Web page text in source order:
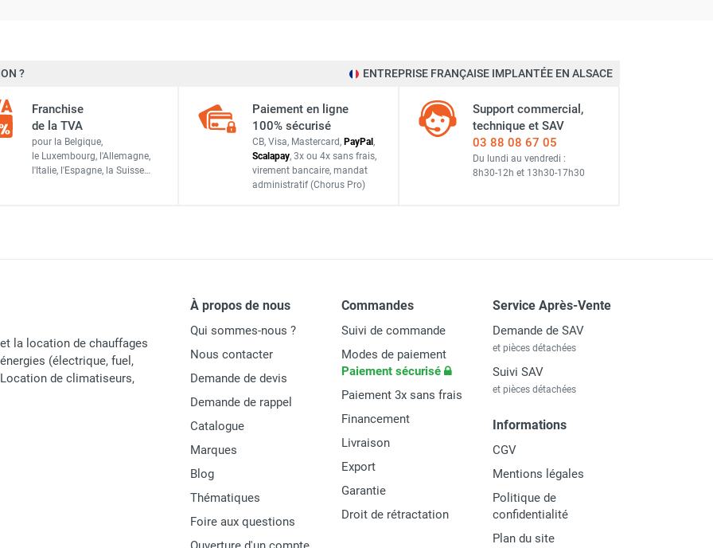
? ENTREPRISE FRANÇAISE IMPLANTÉE EN ALSACE
Franchise
de la TVA
pour la Belgique,
le Luxembourg, l'Allemagne,
l'Italie, l'Espagne, la Suisse…
Paiement en ligne
100% sécurisé
CB, Visa, Mastercard, PayPal ,
Scalapay, 3x ou 4x sans frais,
virement bancaire, mandat
administratif (Chorus Pro)
Support commercial,
technique et SAV
03 88 08 67 05
Du lundi au vendredi :
8h30-12h et 13h30-17h30
la location de chauffages
(électrique, fuel,
de climatiseurs,
À propos de nous
Qui sommes-nous ?
Nous contacter
Demande de devis
Demande de rappel
Catalogue
Marques
Blog
Thématiques
Foire aux questions
Commandes
Suivi de commande
Modes de paiement
Paiement sécurisé
Paiement 3x sans frais
Financement
Livraison
Export
Garantie
Droit de rétractation
Service Après-Vente
Demande de SAV
et pièces détachées
Suivi SAV
et pièces détachées
Informations
CGV
Mentions légales
Politique de
confidentialité
Plan du site